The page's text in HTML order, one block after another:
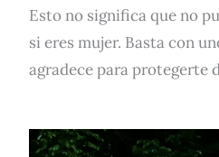
Esto no significa que no
si eres mujer. Basta con
agradece para protegerte